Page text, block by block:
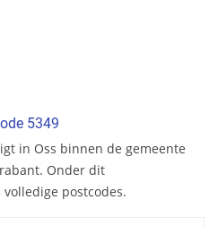
5349
in Oss binnen de gemeente
Onder dit
postcodes.